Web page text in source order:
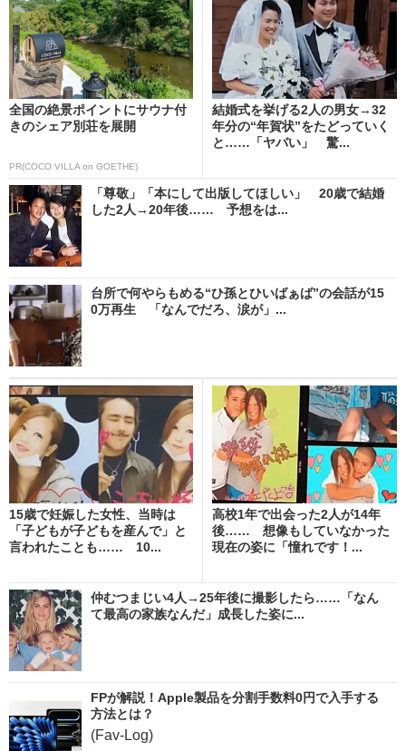
全国の絶景ポイントにサウナ付
きのシェア別荘を展開
PR(COCO VILLA on GOETHE)
結婚式を挙げる2人の男女→32
年分の“年賀状”をたどっていく
と……「ヤバい」 驚...
「尊敬」「本にして出版してほしい」 20歳で結婚
した2人→20年後…… 予想をは...
台所で何やらもめる“ひ孫とひいばぁば”の会話が15
0万再生 「なんでだろ、涙が」...
15歳で妊娠した女性、当時は
「子どもが子どもを産んで」と
言われたことも…… 10...
高校1年で出会った2人が14年
後…… 想像もしていなかった
現在の姿に「憧れです！...
仲むつまじい4人→25年後に撮影したら……「なん
て最高の家族なんだ」成長した姿に...
FPが解説！Apple製品を分割手数料0円で入手する
方法とは？
(Fav-Log)